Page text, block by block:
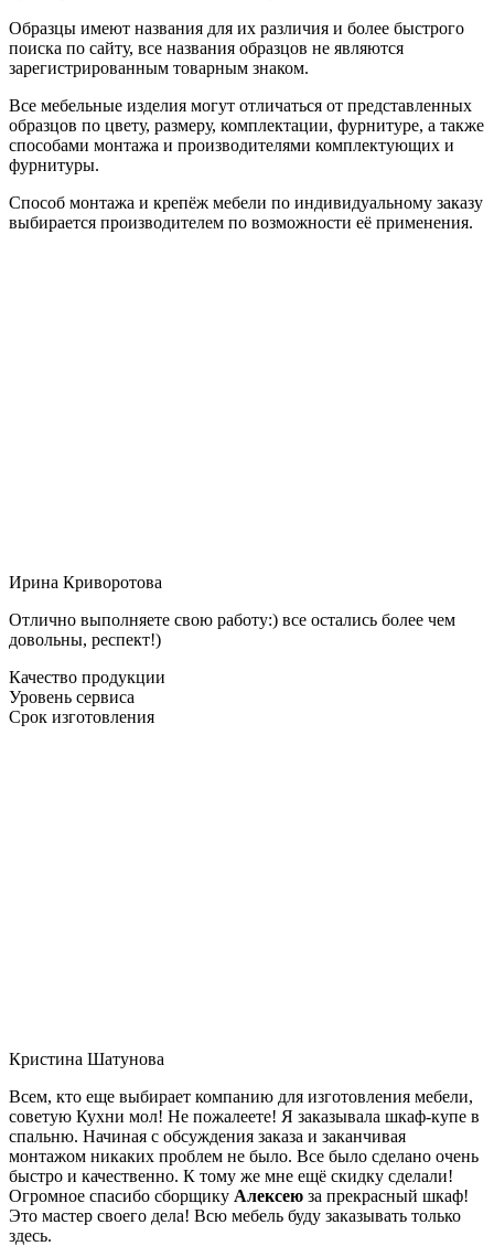
Образцы имеют названия для их различия и более быстрого
поиска по сайту, все названия образцов не являются
зарегистрированным товарным знаком.
Все мебельные изделия могут отличаться от представленных
образцов по цвету, размеру, комплектации, фурнитуре, а также
способами монтажа и производителями комплектующих и
фурнитуры.
Способ монтажа и крепёж мебели по индивидуальному заказу
выбирается производителем по возможности её применения.
Ирина Криворотова
Отлично выполняете свою работу:) все остались более чем
довольны, респект!)
Качество продукции
Уровень сервиса
Срок изготовления
Кристина Шатунова
Всем, кто еще выбирает компанию для изготовления мебели,
советую Кухни мол! Не пожалеете! Я заказывала шкаф-купе в
спальню. Начиная с обсуждения заказа и заканчивая
монтажом никаких проблем не было. Все было сделано очень
быстро и качественно. К тому же мне ещё скидку сделали!
Огромное спасибо сборщику Алексею за прекрасный шкаф!
Это мастер своего дела! Всю мебель буду заказывать только
здесь.